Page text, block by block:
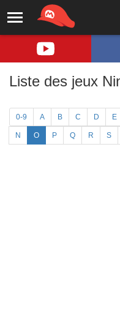
Liste des jeux
0-9 A B C D E
N O P Q R S